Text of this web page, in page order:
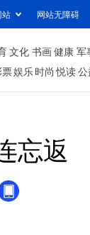
站 网站无障碍
文化 书画健康 军
娱乐时尚 悦读公
忘返